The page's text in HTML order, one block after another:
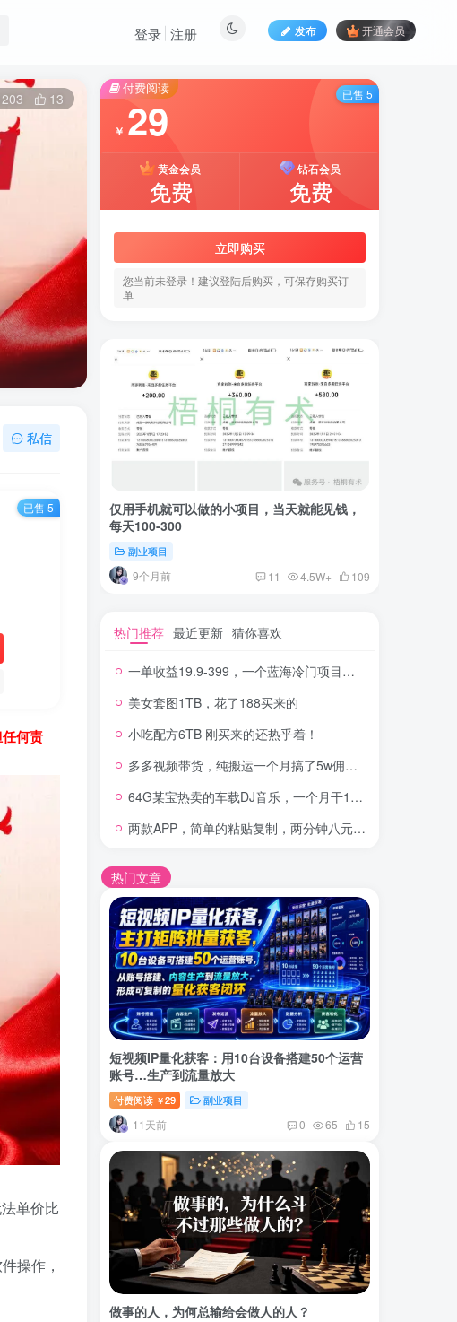
发布 开通会员
登录 注册
13
私信
已售 5
何责
单价比
操作，
付费阅读
￥ 29
黄金会员
免费
钻石会员
免费
立即购买
您当前未登录！建议登陆后购买，可保存购买订
单
已售 5
仅用手机就可以做的小项目，当天就能见钱，
每天100-300
副业项目
9个月前 11 4.5W+ 109
热门推荐 最近更新 猜你喜欢
一单收益19.9-399，一个蓝海冷门项目，在小红书上卖人事虚拟资料
美女套图1TB，花了188买来的
小吃配方6TB 刚买来的还热乎着！
多多视频带货，纯搬运一个月搞了5w佣金，小白也能操作
64G某宝热卖的车载DJ音乐，一个月干100W+利润
两款APP，简单的粘贴复制，两分钟八元钱，无限做，执行就有收入
热门文章
短视频IP量化获客：用10台设备搭建50个运营
账号…生产到流量放大
付费阅读 ￥29 副业项目
11天前 0 65 15
做事的人，为何总输给会做人的人？